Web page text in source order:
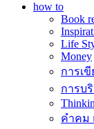
how to
Book
Life
Money
การเขี
การบ
คำคม